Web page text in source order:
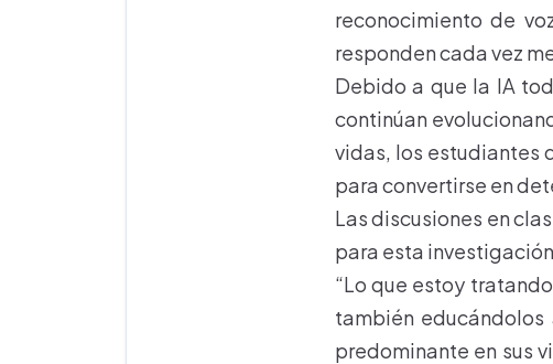
reconocimiento de
responden cada vez
Debido a que la IA
continúan
vidas, los estudiantes
para convertirse en
Las discusiones en
para esta
“Lo que estoy
también
predominante en sus